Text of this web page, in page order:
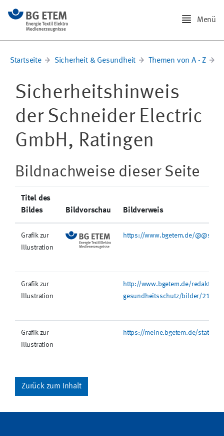
Menü
Startseite Sicherheit & Gesundheit Themen von A - Z
Sicherheitshinweis
der Schneider Electric
GmbH, Ratingen
Bildnachweise dieser Seite
Titel des
Bildes
Bildvorschau Bildverweis
Grafik zur
Illustration
https://www.bgetem.de/@@site-
Grafik zur
Illustration
http://www.bgetem.de/
gesundheitsschutz/bilder/
Grafik zur
Illustration
https://meine.bgetem.de/static/
Zurück zum Inhalt